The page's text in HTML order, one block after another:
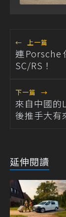
← 上一篇
連
SC/RS！
下一篇 →
來自中國
後推手大有
延伸閱讀